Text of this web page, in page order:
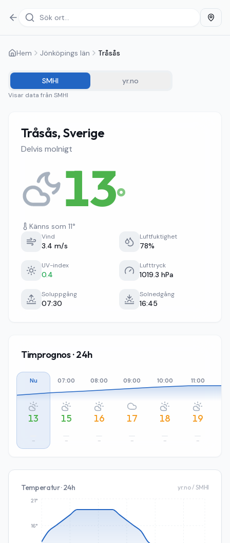
Hem Jönköpings län Tråsås
SMHI yr.no
Visar data från SMHI
Tråsås, Sverige
Delvis molnigt
13°
Känns som 11°
Vind
3.4 m/s
Luftfuktighet
78%
UV-index
0.4
Lufttryck
1019.3 hPa
Soluppgång
07:30
Solnedgång
16:45
Timprognos · 24h
Nu
13
–
07:00
15
–
08:00
16
–
09:00
17
–
10:00
18
–
11:00
19
–
Temperatur · 24h yr.no / SMHI
16°
21°